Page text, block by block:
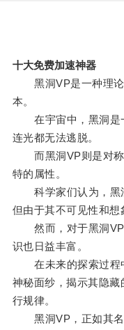
十大免费加速神器
黑洞VP是一种理论
本。
在宇宙中，黑洞是
连光都无法逃脱。
而黑洞VP则是对称
特的属性。
科学家们认为，黑
但由于其不可见性和想
然而，对于黑洞VP
识也日益丰富。
在未来的探索过程
神秘面纱，揭示其隐
行规律。
黑洞VP，正如其名